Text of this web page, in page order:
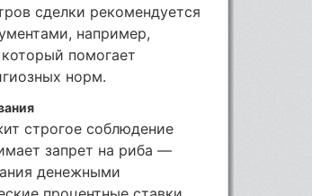
сделки рекомендуется
например,
который помогает
норм.
строгое соблюдение
запрет на риба —
денежными